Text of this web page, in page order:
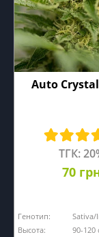
Auto Crystal
ТГК:
70
Генотип:
Sativa/
Высота:
90-120